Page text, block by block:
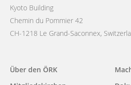
Kyoto Building
Chemin du Pommier 42
CH-1218 Le Grand-Saconnex,
Main
Über den ÖRK